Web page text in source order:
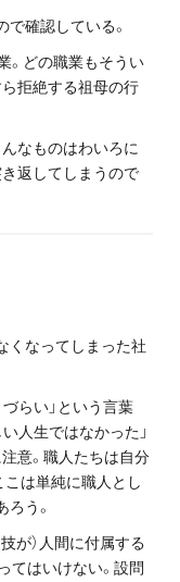
確認している。
。どの職業もそうい
拒絶する祖母の行
なものはわいろに
返してしまうので
くなってしまった社
らい」という言葉
人生ではなかった」
意。職人たちは自分
は単純に職人とし
う。
が）人間に付属する
てはいけない。設問